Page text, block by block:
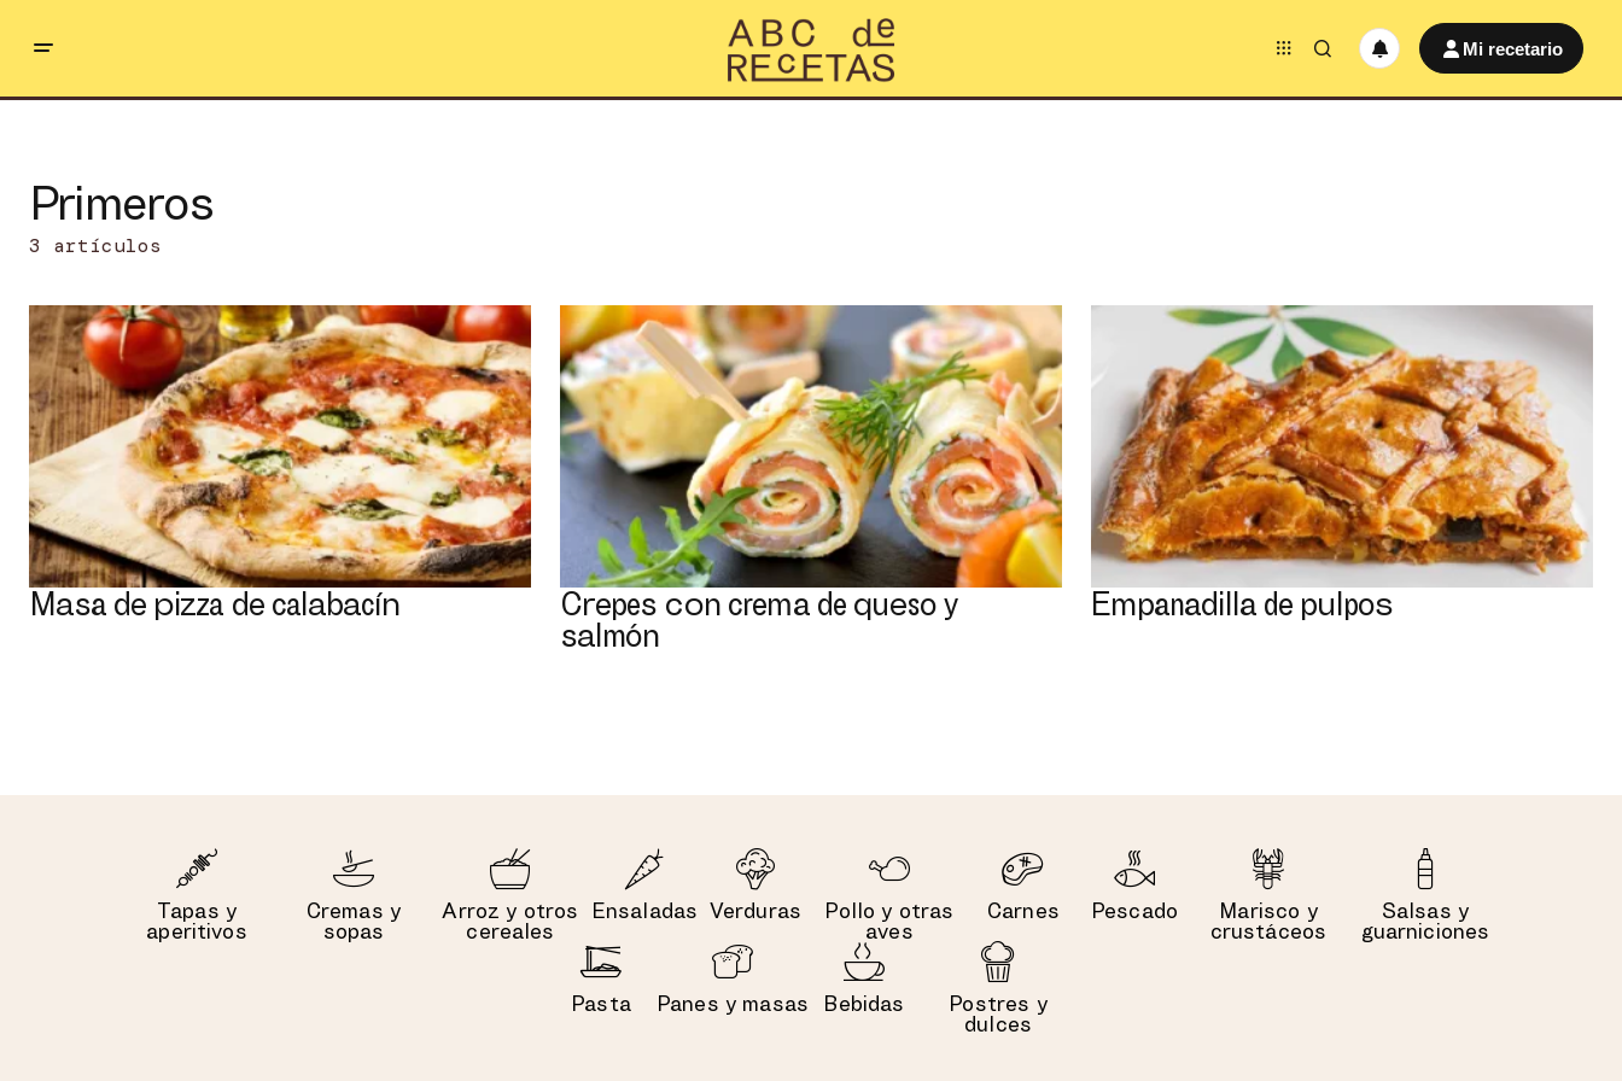
Mi recetario
Primeros
3 artículos
Masa de pizza de calabacín
Crepes con crema de queso y
salmón
Empanadilla de pulpos
Tapas y
aperitivos
Cremas y
sopas
Arroz y otros
cereales
Ensaladas Verduras
Pollo y otras
aves
Carnes Pescado
Marisco y
crustáceos
Salsas y
guarniciones
Pasta Panes y masas Bebidas
Postres y
dulces